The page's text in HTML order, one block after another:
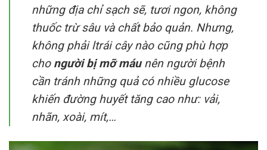
những địa chỉ sạch sẽ, tươi ngon, không
thuốc trừ sâu và chất bảo quản. Nhưng,
không phải ltrái cây nào cũng phù hợp
cho người bị mỡ máunên người bệnh
cần tránh những quả có nhiều glucose
khiến đường huyết tăng cao như: vải,
nhãn, xoài, mít,…